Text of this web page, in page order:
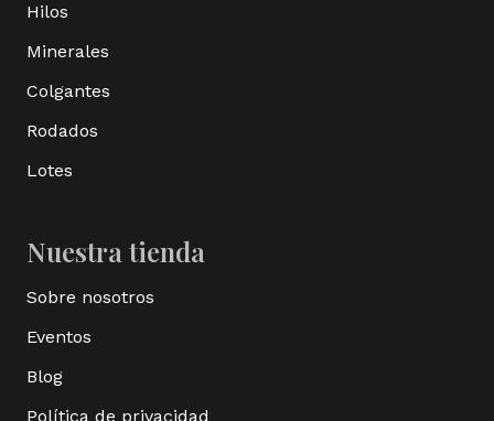
Hilos
Minerales
Colgantes
Rodados
Lotes
Nuestra tienda
Sobre nosotros
Eventos
Blog
Política de privacidad